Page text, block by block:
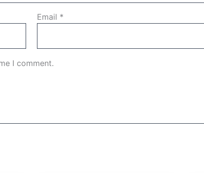
Email *
I comment.